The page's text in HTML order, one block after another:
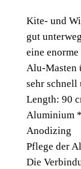
Kite- und
gut
eine
Alu-Masten
sehr schnell
Length: 90
Aluminium
Anodizing
Pflege der
Die